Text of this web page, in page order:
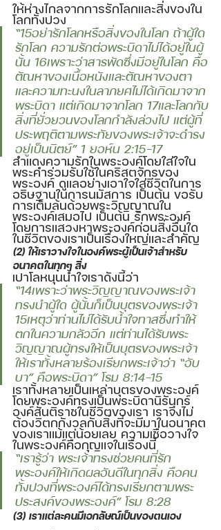
ให้ห่างไกลจากการรักโลกและสิ่งของใน
โลกทั้งปวง
“15อย่ารักโลกหรือสิ่งของในโลก ถ้าผู้ใด
รักโลก ความรักต่อพระบิดาไม่ได้อยู่ในผู้
นั้น 16เพราะว่าสารพัดซึ่งมีอยู่ในโลก คือ
ตัณหาของเนื้อหนังและตัณหาของตา
และความทะนงในลาภยศไม่ได้เกิดมาจาก
พระบิดา แต่เกิดมาจากโลก 17และโลกกับ
สิ่งที่ยั่วยวนของโลกกำลังล่วงไป แต่ผู้ที่
ประพฤติตามพระทัยของพระเจ้าจะดำรง
อยู่เป็นนิตย์” 1 ยอห์น 2:15-17
สำแดงความรักในพระองค์โดยใส่ใจใน
พระคำร่วมรับใช้ในคริสตจักรของ
พระองค์ ดูแลอย่างเอาใจใส่ชีวิตในการ
อธิษฐานในการนมัสการ เป็นต้น ขอรับ
การเต็มล้นด้วยพระวิญญาณใน
พระองค์เสมอไป เป็นต้น รักพระองค์
โดยการแสวงหาพระองค์ก่อนสิ่งอื่นใด
ในชีวิตของเราเป็นเรื่องใหญ่และสำคัญ
(2) ให้เราวางใจในองค์พระผู้เป็นเจ้าสำหรับ
อนาคตในทุกๆ สิ่ง
เปาโลหนุนน้ำใจเราดังนี้ว่า
“14เพราะว่าพระวิญญาณของพระเจ้า
ทรงนำผู้ใด ผู้นั้นก็เป็นบุตรของพระเจ้า
15เหตุว่าท่านไม่ได้รับน้ำใจทาสซึ่งทำให้
ตกในความกลัวอีก แต่ท่านได้รับพระ
วิญญาณผู้ทรงให้เป็นบุตรของพระเจ้า
ให้เราทั้งหลายร้องเรียกพระเจ้าว่า “อับ
บา” คือพระบิดา” โรม 8:14-15
เราทั้งหลายเป็นเหล่าบุตรของพระองค์
โดยพระองค์ทรงเป็นพระบิดานิรันกร์
องค์สันติราชในชีวิตของเรา เราจึงไม่
ต้องวิตกกังวลกับสิ่งที่จะมีมาในอนาคต
ของเราแม้แต่น้อยเลย ความเชื่อวางใจ
ในพระองค์คือกุญแจในเรื่องนี้
“เรารู้ว่า พระเจ้าทรงช่วยคนที่รัก
พระองค์ให้เกิดผลอันดีในทุกสิ่ง คือคน
ทั้งปวงที่พระองค์ได้ทรงเรียกตามพระ
ประสงค์ของพระองค์” โรม 8:28
(3) เราแต่ละคนมีเอกลัษณ์เป็นของตนเอง